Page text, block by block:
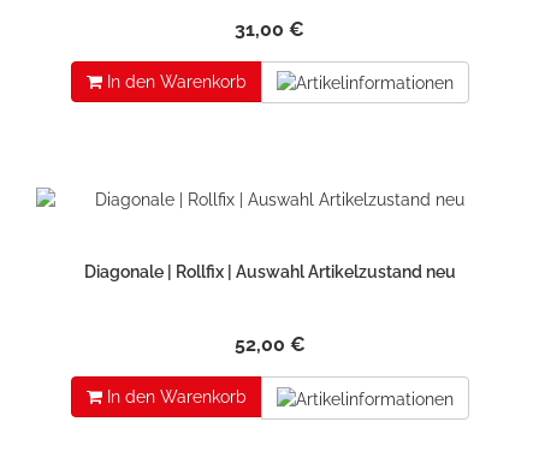
31,00 €
In den Warenkorb
Diagonale | Rollfix | Auswahl Artikelzustand neu
52,00 €
In den Warenkorb